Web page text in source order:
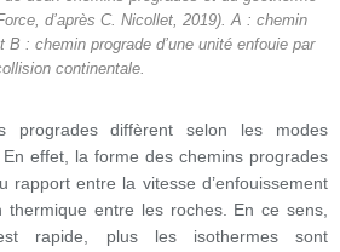
d’après C. Nicollet, 2019). A : chemin
B : chemin prograde d’une unité enfouie par
continentale.
progrades diffèrent selon les modes
En effet, la forme des chemins progrades
rapport entre la vitesse d’enfouissement
entre les roches. En ce sens,
est rapide, plus les isothermes sont